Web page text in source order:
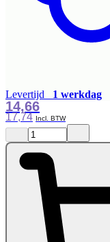
Levertijd 1 werkdag
17,74
14,66